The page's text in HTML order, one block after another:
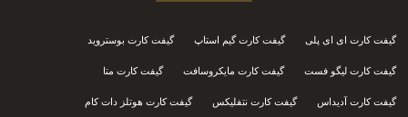
گیفت کارت ای ای پلی گیفت کارت گیم استاپ گیفت کارت بوستروید
گیفت کارت لیگو فست گیفت کارت مایکروسافت گیفت کارت متا
گیفت کارت آدیداس گیفت کارت نتفلیکس گیفت کارت هوتلز دات کام